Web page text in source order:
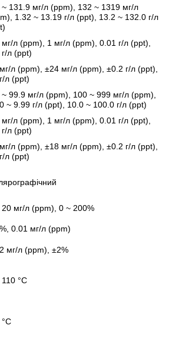
131.9 мг/л (ppm), 132 ~ 1319 мг/л
1.32 ~ 13.19 г/л (ppt), 13.2 ~ 132.0 г/л
л (ppm), 1 мг/л (ppm), 0.01 г/л (ppt),
л (ppt)
л (ppm), ±24 мг/л (ppm), ±0.2 г/л (ppt),
л (ppt)
99.9 мг/л (ppm), 100 ~ 999 мг/л (ppm),
~ 9.99 г/л (ppt), 10.0 ~ 100.0 г/л (ppt)
л (ppm), 1 мг/л (ppm), 0.01 г/л (ppt),
л (ppt)
л (ppm), ±18 мг/л (ppm), ±0.2 г/л (ppt),
л (ppt)
20 мг/л (ppm), 0 ~ 200%
0.01 мг/л (ppm)
мг/л (ppm), ±2%
°C